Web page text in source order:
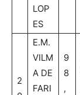
LOP
ES
2
E.M.
VILM
A DE
FARI
9
8
,